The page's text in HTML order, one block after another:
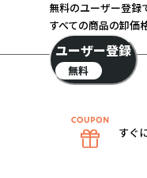
無料のユーザー登録
すべての商品の卸価
ユーザー登録
無料
すぐ